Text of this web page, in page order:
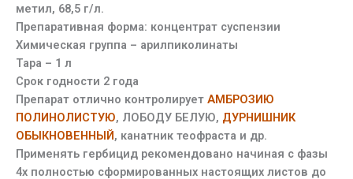
метил, 68,5 г/л.
Препаративная форма: концентрат суспензии
Химическая группа – арилпиколинаты
Тара – 1 л
Срок годности 2 года
Препарат отлично контролирует АМБРОЗИЮ
ПОЛИНОЛИСТУЮ, ЛОБОДУ БЕЛУЮ, ДУРНИШНИК
ОБЫКНОВЕННЫЙ, канатник теофраста и др.
Применять гербицид рекомендовано начиная с фазы
4х полностью сформированных настоящих листов до